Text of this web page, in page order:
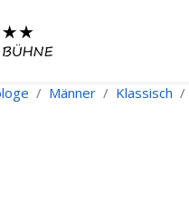
Männer Klassisch